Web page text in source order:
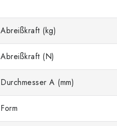
Abreißkraft (kg)
Abreißkraft (N)
Durchmesser A (mm)
Form